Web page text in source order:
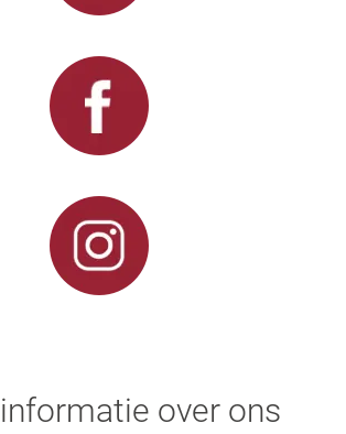
over ons